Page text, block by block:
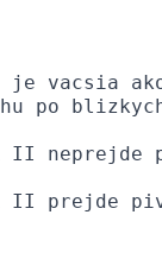
vacsia
po
neprejde
prejde